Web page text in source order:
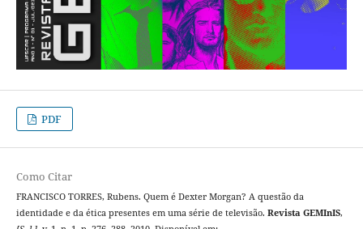
PDF
Como Citar
FRANCISCO TORRES, Rubens. Quem é Dexter Morgan? A questão da
identidade e da ética presentes em uma série de televisão. Revista GEMInIS,